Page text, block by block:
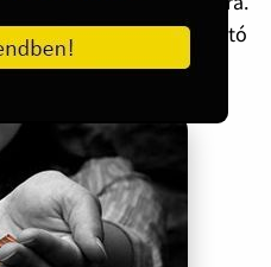
érkezik, átlátható